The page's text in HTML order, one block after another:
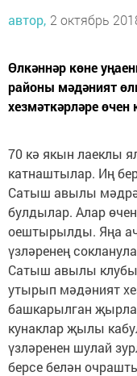
автор, 2 октябрь
Өлкәннәр көне
районы мәдәният
хезмәткәрләре
70 кә якын лаеклы
катнаштылар. Иң
Сатыш авылы
булдылар. Алар
оештырылды. Яңа
үзләренең
Сатыш авылы
утырып мәдәният
башкарылган
кунаклар җылы
үзләренен шулай
берсе белән